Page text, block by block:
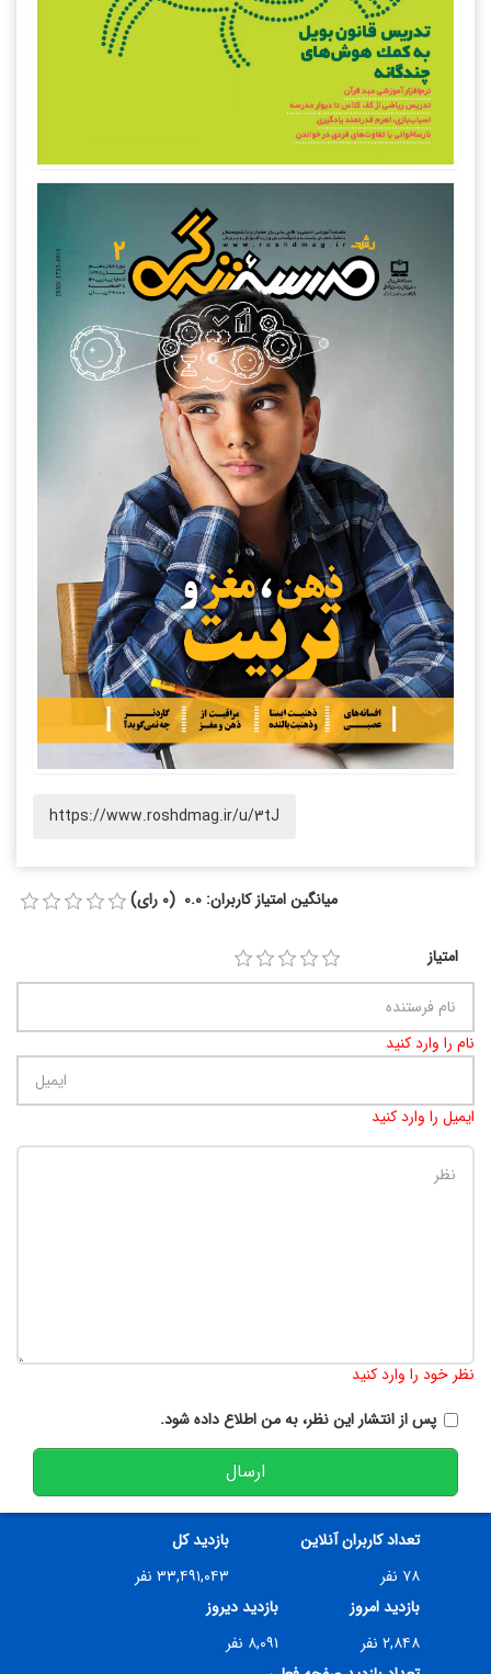
https://www.roshdmag.ir/u/3tJ
میانگین امتیاز کاربران: 0.0 (0 رای)
امتیاز
نام را وارد کنید
ایمیل را وارد کنید
نظر خود را وارد کنید
پس از انتشار این نظر، به من اطلاع داده شود.
ارسال
تعداد کاربران آنلاین
۷۸ نفر
بازدید کل
۳۳,۴۹۱,۰۴۳ نفر
بازدید امروز
۲,۸۴۸ نفر
بازدید دیروز
۸,۰۹۱ نفر